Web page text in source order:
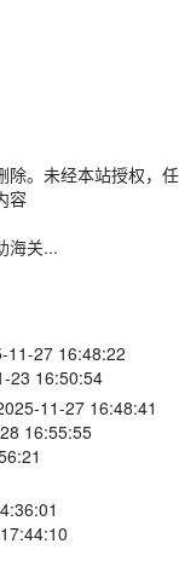
除。未经本站授权，任
容
海关...
11-27 16:48:22
23 16:50:54
11-27 16:48:41
16:55:55